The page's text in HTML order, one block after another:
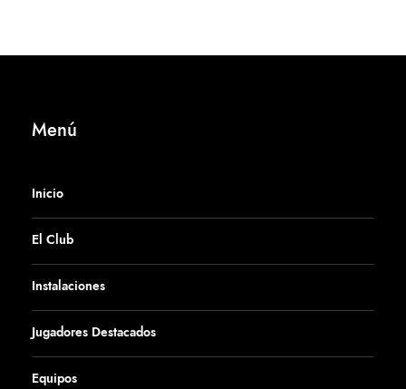
Menú
Inicio
El Club
Instalaciones
Jugadores Destacados
Equipos